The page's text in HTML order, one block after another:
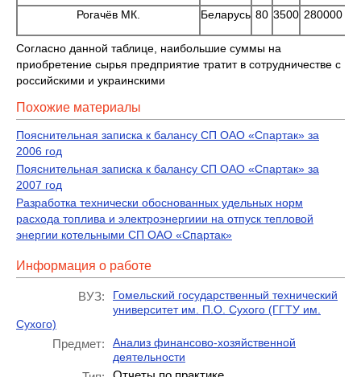
Рогачёв МК. Беларусь 80 3500 280000
Согласно данной таблице, наибольшие суммы на
приобретение сырья предприятие тратит в сотрудничестве с
российскими и украинскими
Похожие материалы
Пояснительная записка к балансу СП ОАО «Спартак» за
2006 год
Пояснительная записка к балансу СП ОАО «Спартак» за
2007 год
Разработка технически обоснованных удельных норм
расхода топлива и электроэнергиии на отпуск тепловой
энергии котельными СП ОАО «Спартак»
Информация о работе
ВУЗ:
Гомельский государственный технический
университет им. П.О. Сухого (ГГТУ им.
Сухого)
Предмет:
Анализ финансово-хозяйственной
деятельности